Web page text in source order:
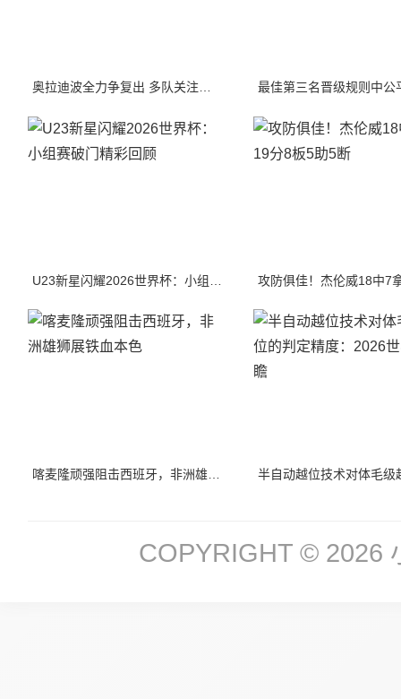
奥拉迪波全力争复出 多队关注其训练营表现
喀麦隆顽强阻击西班牙，非洲雄狮展铁血本色
COPYRIGHT © 2026